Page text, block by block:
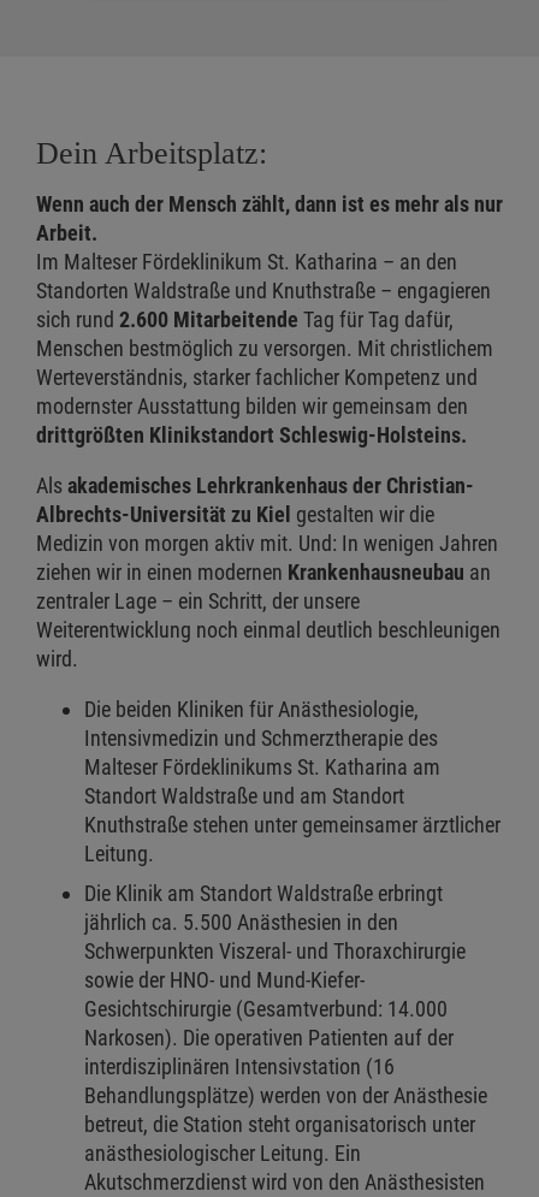
Dein Arbeitsplatz:
Wenn auch der Mensch zählt, dann ist es mehr als nur
Arbeit.
Im Malteser Fördeklinikum St. Katharina – an den
Standorten Waldstraße und Knuthstraße – engagieren
sich rund 2.600 Mitarbeitende Tag für Tag dafür,
Menschen bestmöglich zu versorgen. Mit christlichem
Werteverständnis, starker fachlicher Kompetenz und
modernster Ausstattung bilden wir gemeinsam den
drittgrößten Klinikstandort Schleswig-Holsteins.
Alsakademisches Lehrkrankenhaus der Christian-
Albrechts-Universität zu Kiel gestalten wir die
Medizin von morgen aktiv mit. Und: In wenigen Jahren
ziehen wir in einen modernen Krankenhausneubau an
zentraler Lage – ein Schritt, der unsere
Weiterentwicklung noch einmal deutlich beschleunigen
wird.
Die beiden Kliniken für Anästhesiologie,
Intensivmedizin und Schmerztherapie des
Malteser Fördeklinikums St. Katharina am
Standort Waldstraße und am Standort
Knuthstraße stehen unter gemeinsamer ärztlicher
Leitung.
Die Klinik am Standort Waldstraße erbringt
jährlich ca. 5.500 Anästhesien in den
Schwerpunkten Viszeral- und Thoraxchirurgie
sowie der HNO- und Mund-Kiefer-
Gesichtschirurgie (Gesamtverbund: 14.000
Narkosen). Die operativen Patienten auf der
interdisziplinären Intensivstation (16
Behandlungsplätze) werden von der Anästhesie
betreut, die Station steht organisatorisch unter
anästhesiologischer Leitung. Ein
Akutschmerzdienst wird von den Anästhesisten